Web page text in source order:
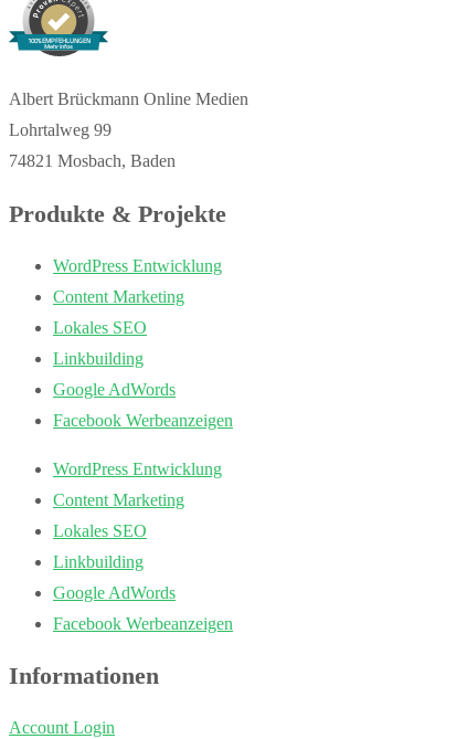
100% EMPFEHLUNGEN
Mehr Infos
Albert Brückmann Online Medien
Lohrtalweg 99
74821 Mosbach, Baden
Produkte & Projekte
WordPress Entwicklung
Content Marketing
Lokales SEO
Linkbuilding
Google AdWords
Facebook Werbeanzeigen
WordPress Entwicklung
Content Marketing
Lokales SEO
Linkbuilding
Google AdWords
Facebook Werbeanzeigen
Informationen
Account Login